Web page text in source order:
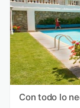
Con todo lo